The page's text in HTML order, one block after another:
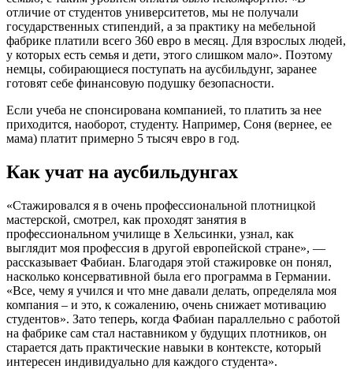
отличие от студентов университетов, мы не получали
государственных стипендий, а за практику на мебельной
фабрике платили всего 360 евро в месяц. Для взрослых людей,
у которых есть семья и дети, этого слишком мало». Поэтому
немцы, собирающиеся поступать на аусбильдунг, заранее
готовят себе финансовую подушку безопасности.
Если учеба не спонсирована компанией, то платить за нее
приходится, наоборот, студенту. Например, Соня (вернее, ее
мама) платит примерно 5 тысяч евро в год.
Как учат на аусбильдунгах
«Стажировался я в очень профессиональной плотницкой
мастерской, смотрел, как проходят занятия в
профессиональном училище в Хельсинки, узнал, как
выглядит моя профессия в другой европейской стране», —
рассказывает Фабиан. Благодаря этой стажировке он понял,
насколько консервативной была его программа в Германии.
«Все, чему я учился и что мне давали делать, определяла моя
компания – и это, к сожалению, очень снижает мотивацию
студентов». Зато теперь, когда Фабиан параллельно с работой
на фабрике сам стал наставником у будущих плотников, он
старается дать практические навыки в контексте, который
интересен индивидуально для каждого студента».